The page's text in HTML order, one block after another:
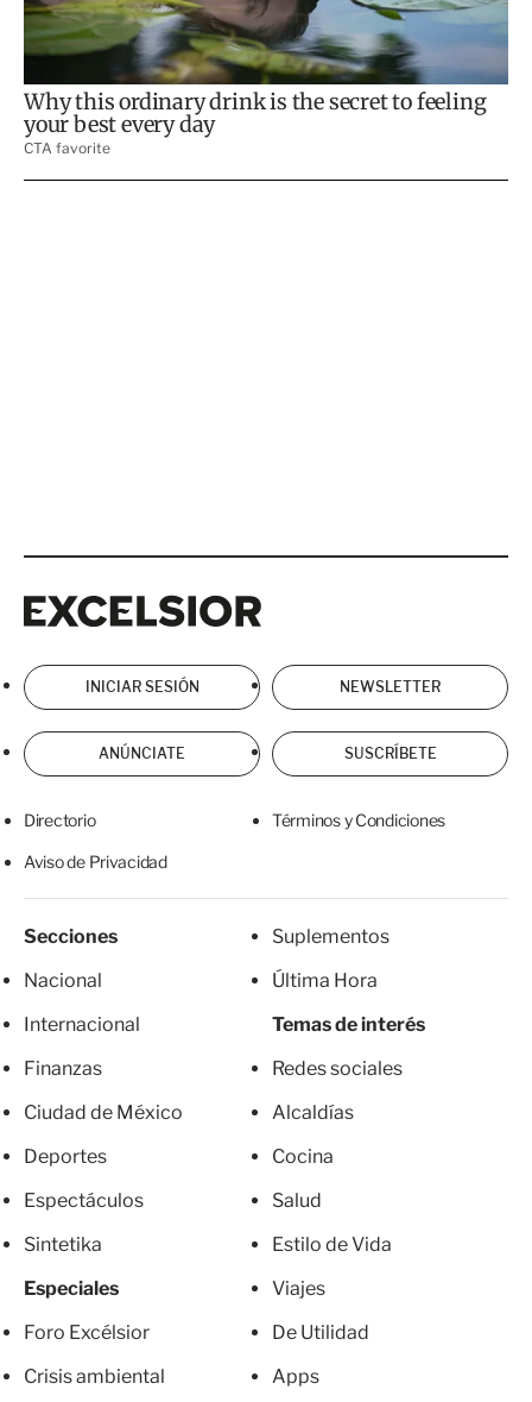
INICIAR SESIÓN NEWSLETTER
ANÚNCIATE SUSCRÍBETE
Directorio Términos y Condiciones
Aviso de Privacidad
Secciones
Nacional
Internacional
Finanzas
Ciudad de México
Deportes
Espectáculos
Sintetika
Especiales
Foro Excélsior
Crisis ambiental
Suplementos
Última Hora
Temas de interés
Redes sociales
Alcaldías
Cocina
Salud
Estilo de Vida
Viajes
De Utilidad
Apps